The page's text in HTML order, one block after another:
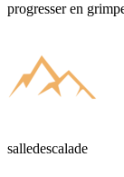
progresser en
salledescalade